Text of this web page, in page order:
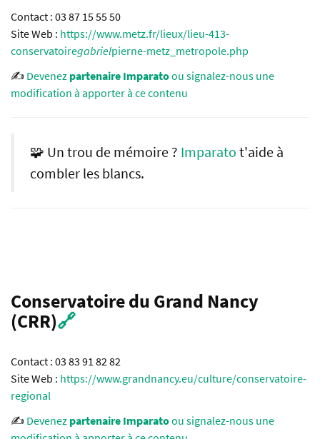
Contact : 03 87 15 55 50
Site Web : https://www.metz.fr/lieux/lieu-413-
conservatoiregabrielpierne-metz_metropole.php
✍️ Devenez partenaire Imparatoou signalez-nous une
modification à apporter à ce contenu
🧩 Un trou de mémoire ? Imparato t'aide à
combler les blancs.
Conservatoire du Grand Nancy
(CRR)🔗
Contact : 03 83 91 82 82
Site Web : https://www.grandnancy.eu/culture/conservatoire-
regional
✍️ Devenez partenaire Imparatoou signalez-nous une